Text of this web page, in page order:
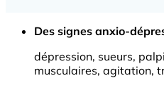
Des signes anxio-
dépression, sueurs,
musculaires, agitation,